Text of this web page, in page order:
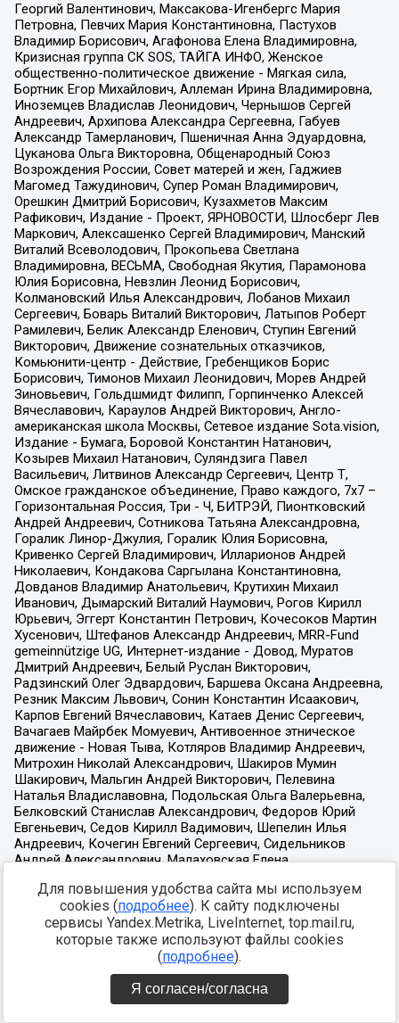
Для повышения удобства сайта мы используем
cookies (подробнее). К сайту подключены
сервисы Yandex.Metrika, LiveInternet, top.mail.ru,
которые также используют файлы cookies
(подробнее).
Я согласен/согласна